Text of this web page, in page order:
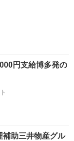
円支給博多発の
補助三井物産グル